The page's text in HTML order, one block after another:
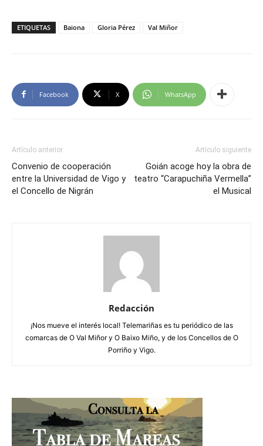
ETIQUETAS Baiona Gloria Pérez Val Miñor
Facebook X WhatsApp
Artículo anterior
Convenio de cooperación
entre la Universidad de Vigo y
el Concello de Nigrán
Artículo siguiente
Goián acoge hoy la obra de
teatro “Carapuchiña Vermella”
el Musical
Redacción
¡Nos mueve el interés local! Telemariñas es tu periódico de las
comarcas de O Val Miñor y O Baixo Miño, y de los Concellos de O
Porriño y Vigo.